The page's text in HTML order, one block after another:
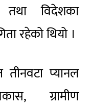
विदेशका
रहेको थियो ।
प्यानल
ग्रामीण